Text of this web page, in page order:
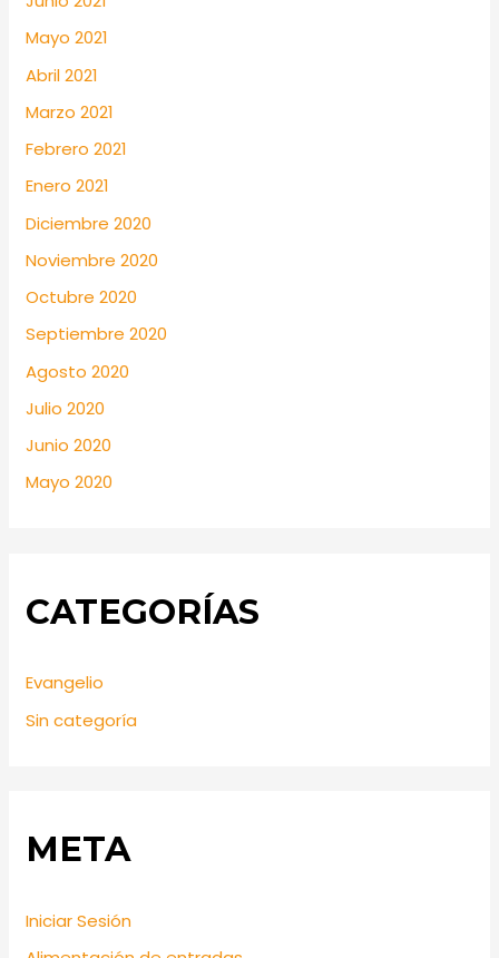
Mayo 2021
Abril 2021
Marzo 2021
Febrero 2021
Enero 2021
Diciembre 2020
Noviembre 2020
Octubre 2020
Septiembre 2020
Agosto 2020
Julio 2020
Junio 2020
Mayo 2020
CATEGORÍAS
Evangelio
Sin categoría
META
Iniciar Sesión